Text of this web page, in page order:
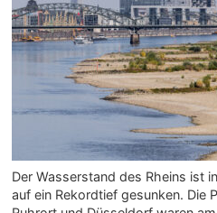
Der Wasserstand des Rheins ist
auf ein Rekordtief gesunken. Die